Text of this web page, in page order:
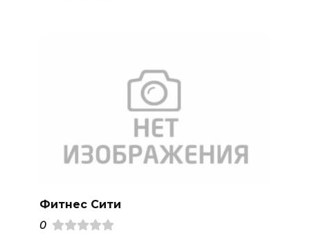
Фитнес Сити
0